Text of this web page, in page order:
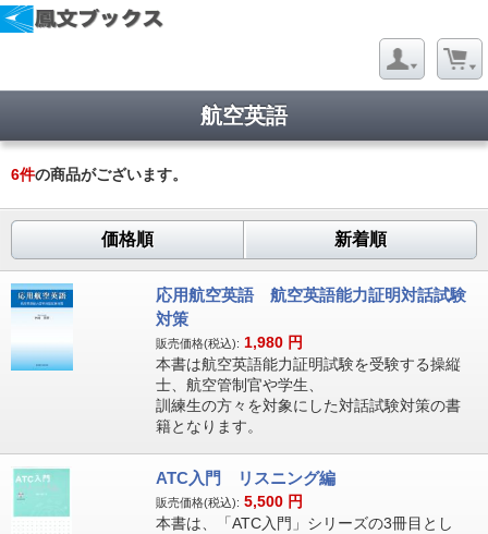
航空英語
6件の商品がございます。
価格順 新着順
応用航空英語 航空英語能力証明対話試験
対策
販売価格(税込): 1,980 円
本書は航空英語能力証明試験を受験する操縦
士、航空管制官や学生、
訓練生の方々を対象にした対話試験対策の書
籍となります。
ATC入門 リスニング編
販売価格(税込): 5,500 円
本書は、「ATC入門」シリーズの3冊目とし